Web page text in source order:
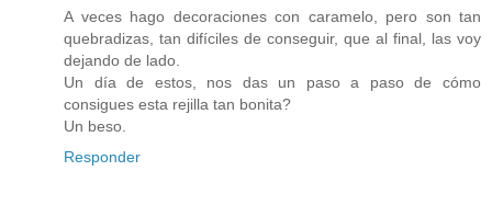
A veces hago decoraciones con caramelo, pero son tan
quebradizas, tan difíciles de conseguir, que al final, las voy
dejando de lado.
Un día de estos, nos das un paso a paso de cómo
consigues esta rejilla tan bonita?
Un beso.
Responder